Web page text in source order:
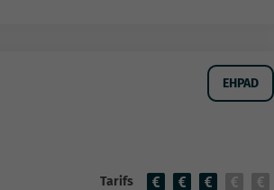
EHPAD
Tarifs